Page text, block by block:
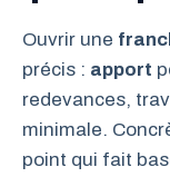
Ouvrir une
précis : apport
redevances,
minimale.
point qui fait